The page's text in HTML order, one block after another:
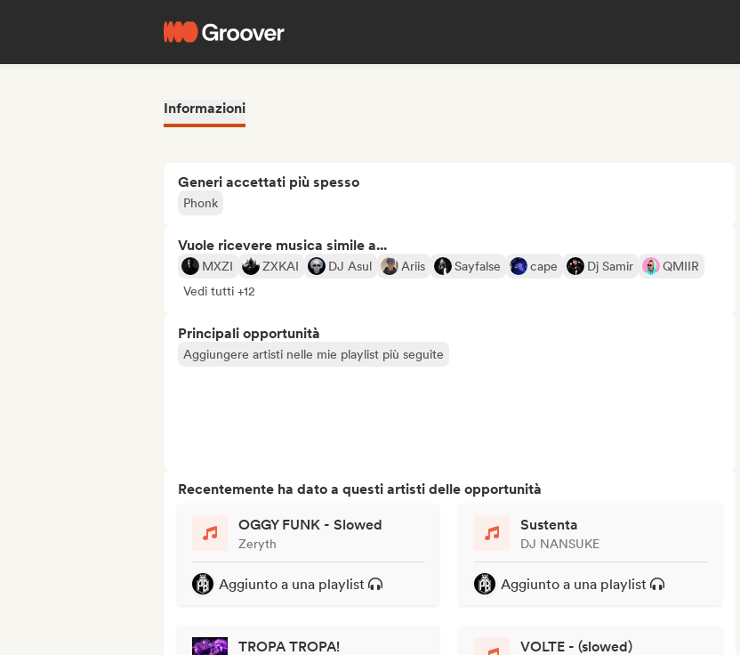
Informazioni
Generi accettati più spesso
Phonk
Vuole ricevere musica simile a...
MXZI ZXKAI DJ Asul Ariis Sayfalse cape Dj Samir
QMIIR
Vedi tutti +12
Principali opportunità
Aggiungere artisti nelle mie playlist più seguite
Recentemente ha dato a questi artisti delle opportunità
OGGY FUNK - Slowed
Zeryth
Aggiunto a una playlist
Sustenta
DJ NANSUKE
Aggiunto a una playlist
TROPA TROPA! VOLTE - (slowed)